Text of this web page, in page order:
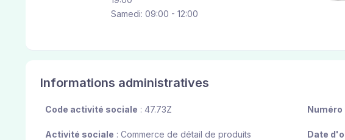
Samedi: 09:00 - 12:00
Informations administratives
Code activité sociale : 47.73Z
Activité sociale : Commerce de détail de produits
Numéro
Date